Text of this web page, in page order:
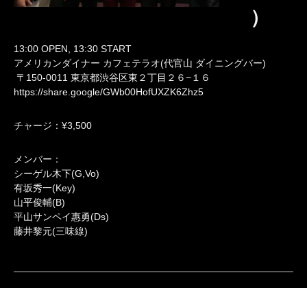
）
13:00 OPEN, 13:30 START
アメリカンダイナー カフェテラオ(代官山 ダイニングバー)
〒150-0011 東京都渋谷区東２丁目２６−１６
https://share.google/GWb00HofUXZK6Zhz5
チャージ：¥3,500
メンバー：
シーゲル木下(G,Vo)
有坂秀一(Key)
山平俊輔(B)
平山サンペイ惠勇(Ds)
藤井黎元(三味線)